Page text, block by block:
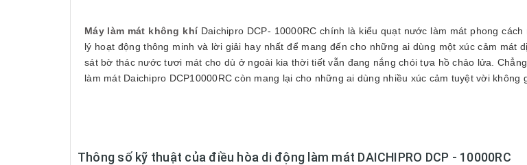
Máy làm mát không khíDaichipro DCP- 10000RC chính là kiểu quạt nước làm mát phong
lý hoạt động thông minh và lời giải hay nhất để mang đến cho những ai dùng một xúc cảm mát
sát bờ thác nước tươi mát cho dù ở ngoài kia thời tiết vẫn đang nắng chói tựa hồ chảo lửa.
làm mát Daichipro DCP10000RC còn mang lại cho những ai dùng nhiều xúc cảm tuyệt vời không
Thông số kỹ thuật của điều hòa di động làm mát DAICHIPRO DCP - 10000RC